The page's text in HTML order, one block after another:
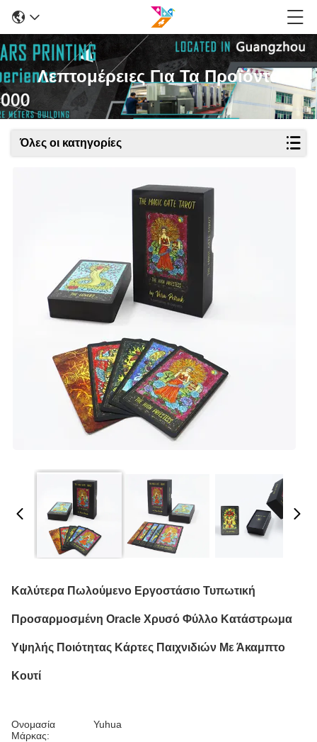
Λεπτομέρειες Για Τα Προϊόντα
Όλες οι κατηγορίες
Καλύτερα Πωλούμενο Εργοστάσιο Τυπωτική
Προσαρμοσμένη Oracle Χρυσό Φύλλο Κατάστρωμα
Υψηλής Ποιότητας Κάρτες Παιχνιδιών Με Άκαμπτο
Κουτί
Ονομασία
Μάρκας:
Yuhua